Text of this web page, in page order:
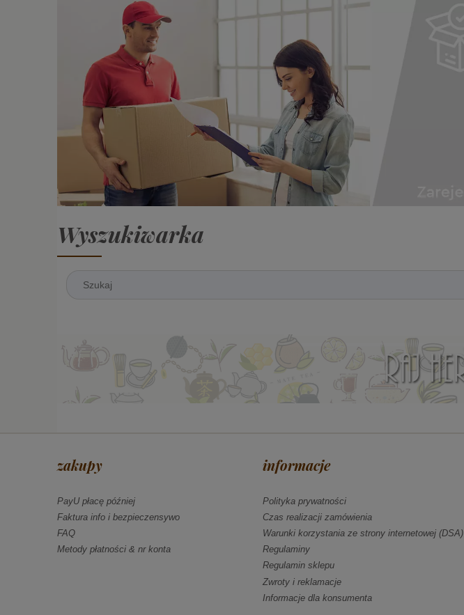
Wyszukiwarka
zakupy
PayU płacę później
Faktura info i bezpieczensywo
FAQ
Metody płatności & nr konta
informacje
Polityka prywatności
Czas realizacji zamówienia
Warunki korzystania ze strony internetowej (DSA)
Regulaminy
Regulamin sklepu
Zwroty i reklamacje
Informacje dla konsumenta